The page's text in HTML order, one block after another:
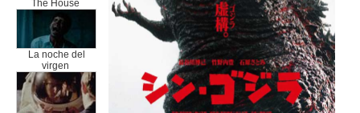
The House
La noche del
virgen